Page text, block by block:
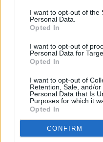
I want to opt-out of the
Personal Data.
Opted In
I want to opt-out of
Personal Data for
Opted In
I want to opt-out of
Retention, Sale, and/
Personal Data that Is
Purposes for which it
Opted In
CONFIRM
από τον σκύλο σας για να
πίσω από ένα δέντρο στο
όταν σας δείξει πως
ταυτόχρονα και ένα
Λάθη που καλό είναι